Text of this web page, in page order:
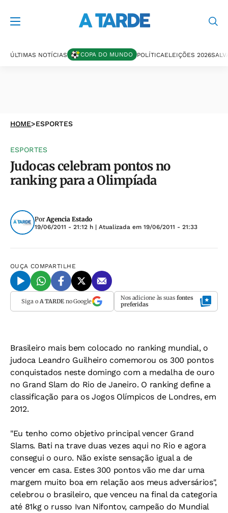
ÚLTIMAS NOTÍCIAS COPA DO MUNDO POLÍTICAELEIÇÕES 2026
HOME>ESPORTES
ESPORTES
Judocas celebram pontos no
ranking para a Olimpíada
PorAgencia Estado
19/06/2011 - 21:12 h | Atualizada em 19/06/2011 - 21:33
OUÇA COMPARTILHE
Siga o A TARDEno Google Nos adicione às suas fontes
preferidas
Brasileiro mais bem colocado no ranking mundial, o
judoca Leandro Guilheiro comemorou os 300 pontos
conquistados neste domingo com a medalha de ouro
no Grand Slam do Rio de Janeiro. O ranking define a
classificação para os Jogos Olímpicos de Londres, em
2012.
"Eu tenho como objetivo principal vencer Grand
Slams. Bati na trave duas vezes aqui no Rio e agora
consegui o ouro. Não existe sensação igual a de
vencer em casa. Estes 300 pontos vão me dar uma
margem muito boa em relação aos meus adversários",
celebrou o brasileiro, que venceu na final da categoria
até 81kg o russo Ivan Nifontov, campeão do Mundial